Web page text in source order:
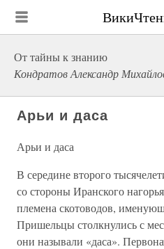
От тайны к знанию
Кондратов Александр
Арьи и даса
Арьи и даса
В середине второго
со стороны Иранского
племена скотоводов,
Пришельцы столкнулись с
они называли «даса».